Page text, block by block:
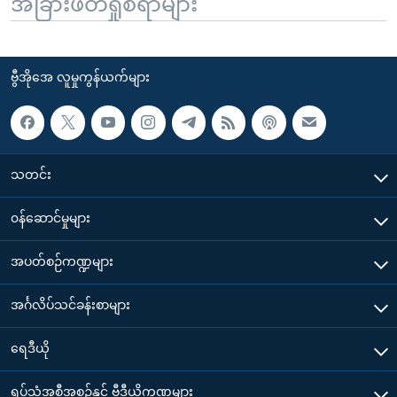
ဗွီအိုအေ လူမှုကွန်ယက်များ
သတင်း
၀န်ဆောင်မှုများ
အပတ်စဉ်ကဏ္ဍများ
အင်္ဂလိပ်သင်ခန်းစာများ
ရေဒီယို
ရုပ်သံအစီအစဉ်နှင့် ဗွီဒီယိုကဏ္ဍများ